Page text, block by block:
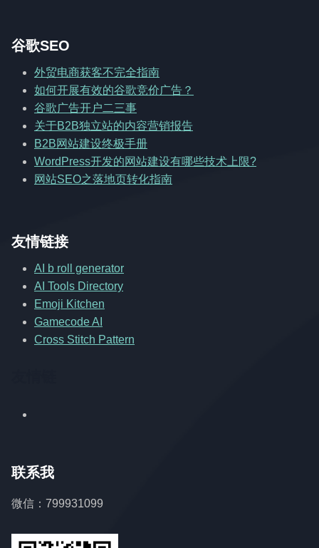
谷歌SEO
外贸电商获客不完全指南
如何开展有效的谷歌竞价广告？
谷歌广告开户二三事
关于B2B独立站的内容营销报告
B2B网站建设终极手册
WordPress开发的网站建设有哪些技术上限?
网站SEO之落地页转化指南
友情链接
AI b roll generator
AI Tools Directory
Emoji Kitchen
Gamecode AI
Cross Stitch Pattern
联系我
微信：799931099